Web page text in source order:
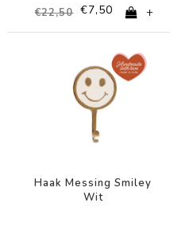
€22,50 €7,50 +
Haak Messing Smiley
Wit